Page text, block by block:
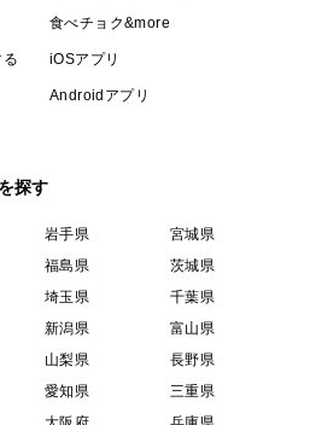
食べチョク&more
iOSアプリ
Androidアプリ
探す
岩手県
宮城県
福島県
茨城県
埼玉県
千葉県
新潟県
富山県
山梨県
長野県
愛知県
三重県